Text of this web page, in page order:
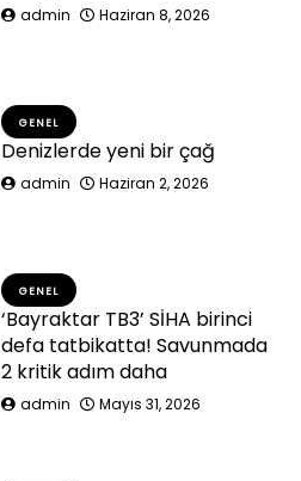
admin Haziran 8, 2026
GENEL
Denizlerde yeni bir çağ
admin Haziran 2, 2026
GENEL
‘Bayraktar TB3’ SİHA birinci
defa tatbikatta! Savunmada
2 kritik adım daha
admin Mayıs 31, 2026